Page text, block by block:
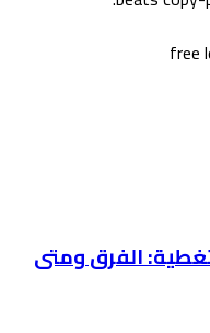
الفرق ومتى